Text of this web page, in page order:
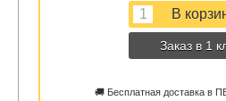
Заказ в 1
🚚 Бесплатная доставка в